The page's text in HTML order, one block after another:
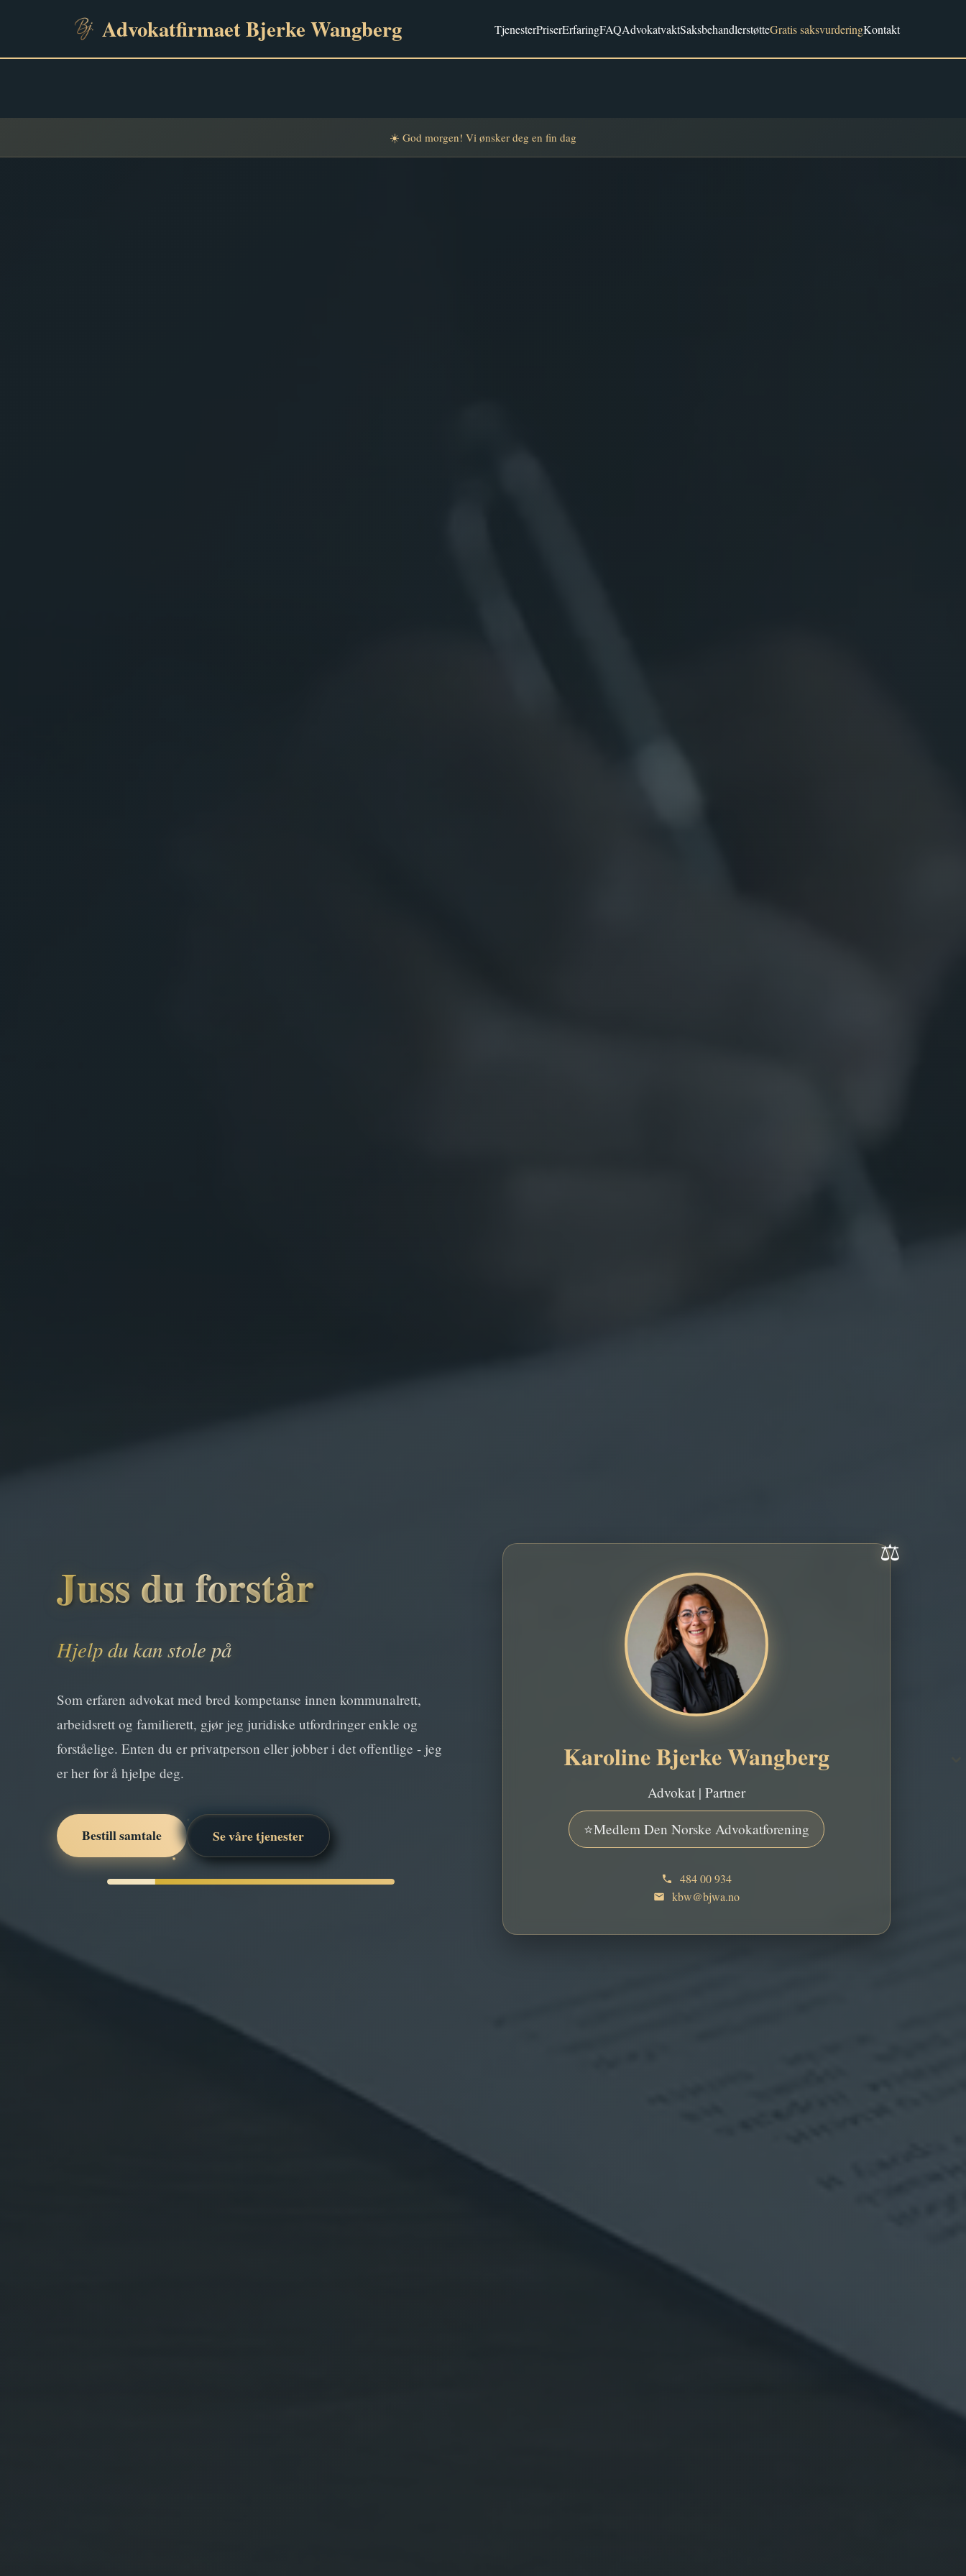
☀️ God morgen! Vi ønsker deg en fin dag
Advokatfirmaet Bjerke Wangberg TjenesterPriserErfaringFAQAdvokatvaktSaksbehandlerstøtteGratis saksvurderingKontakt
Juss du forstår
Hjelp du kan stole på
Som erfaren advokat med bred kompetanse innen kommunalrett,
arbeidsrett og familierett, gjør jeg juridiske utfordringer enkle og
forståelige. Enten du er privatperson eller jobber i det offentlige - jeg
er her for å hjelpe deg.
Bestill samtale Se våre tjenester
Karoline Bjerke Wangberg
Advokat | Partner
Medlem Den Norske Advokatforening
484 00 934
kbw@bjwa.no